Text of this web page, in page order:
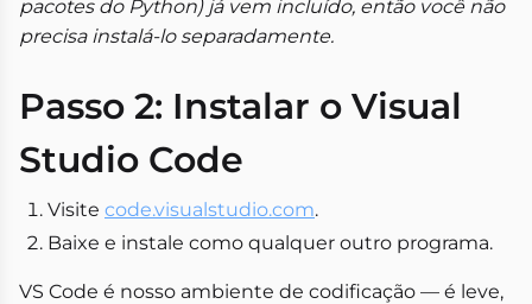
pacotes do Python) já vem incluído, então você não
precisa instalá-lo separadamente.
Passo 2: Instalar o Visual
Studio Code
Visite code.visualstudio.com.
Baixe e instale como qualquer outro programa.
VS Code é nosso ambiente de codificação — é leve,